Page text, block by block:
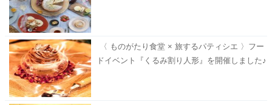
〈 ものがたり食堂 × 旅するパティシエ 〉フー
ドイベント『くるみ割り人形』を開催しました♪